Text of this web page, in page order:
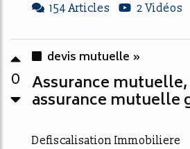
154 Articles 2 Vidéos
0
devis mutuelle »
Assurance
assurance mutuelle
Defiscalisation Immobiliere